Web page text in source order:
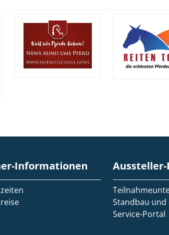
Informationen
Standbau
Service-Portal